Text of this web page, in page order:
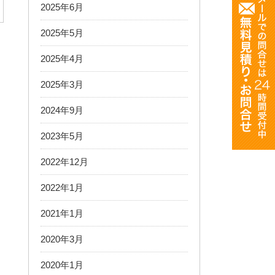
2025年6月
2025年5月
2025年4月
2025年3月
2024年9月
2023年5月
2022年12月
2022年1月
2021年1月
2020年3月
2020年1月